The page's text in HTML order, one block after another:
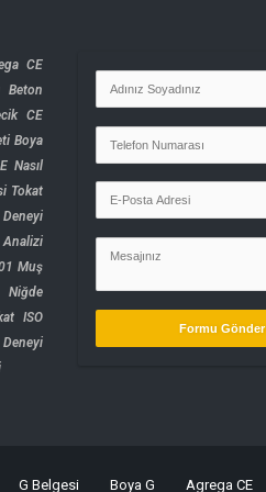
CE
Beton
CE
Boya
Nasıl
Tokat
Muş
Niğde
ISO
Formu Gönder
G Belgesi Boya G Agrega CE